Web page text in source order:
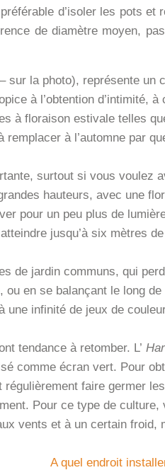
d’isoler les pots et
de diamètre moyen,
– sur la photo), représente un
à l’obtention d’intimité,
à floraison estivale telles
à l’automne par
surtout si vous voulez
hauteurs, avec une
pour un peu plus de
jusqu’à six mètres
de jardin communs, qui
en se balançant le long
une infinité de jeux de
tendance à retomber. L’
comme écran vert. Pour
faire germer
Pour ce type de culture,
vents et à un certain froid,
A quel endroit